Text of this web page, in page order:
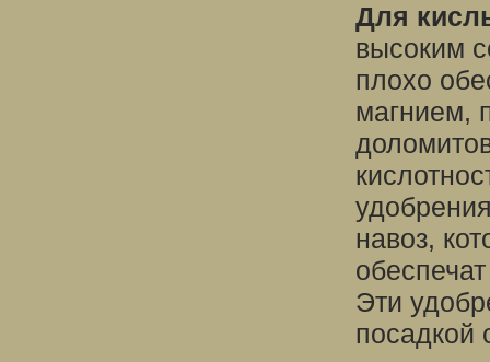
Для
высоким
плохо
магнием,
навоз,
Эти
посадкой